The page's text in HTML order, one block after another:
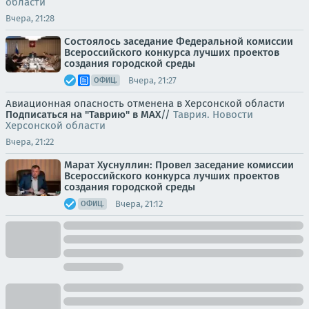
Вчера, 21:28
Состоялось заседание Федеральной комиссии
Всероссийского конкурса лучших проектов
создания городской среды
ОФИЦ. Вчера, 21:27
Авиационная опасность отменена в Херсонской области
Подписаться на "Таврию" в MAX// Таврия. Новости
Херсонской области
Вчера, 21:22
Марат Хуснуллин: Провел заседание комиссии
Всероссийского конкурса лучших проектов
создания городской среды
ОФИЦ. Вчера, 21:12